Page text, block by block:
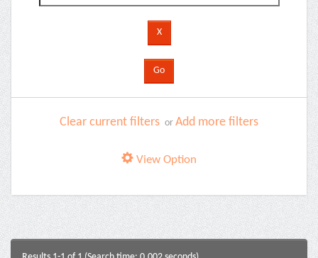
Clear current filters or Add more filters
View Option